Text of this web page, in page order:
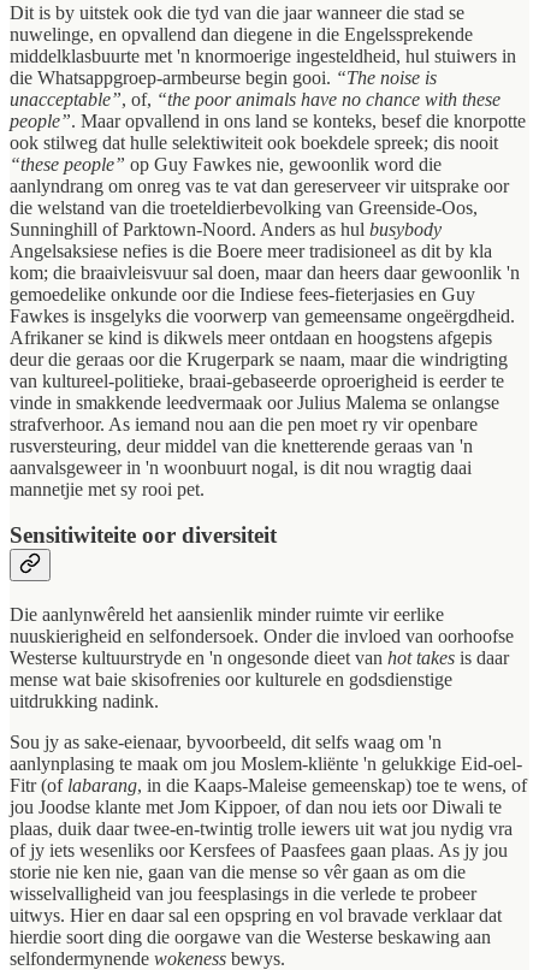
Dit is by uitstek ook die tyd van die jaar wanneer die stad se
nuwelinge, en opvallend dan diegene in die Engelssprekende
middelklasbuurte met 'n knormoerige ingesteldheid, hul stuiwers in
die Whatsappgroep-armbeurse begin gooi. “The noise is
unacceptable”, of, “the poor animals have no chance with these
people”. Maar opvallend in ons land se konteks, besef die knorpotte
ook stilweg dat hulle selektiwiteit ook boekdele spreek; dis nooit
“these people” op Guy Fawkes nie, gewoonlik word die
aanlyndrang om onreg vas te vat dan gereserveer vir uitsprake oor
die welstand van die troeteldierbevolking van Greenside-Oos,
Sunninghill of Parktown-Noord. Anders as hul busybody
Angelsaksiese nefies is die Boere meer tradisioneel as dit by kla
kom; die braaivleisvuur sal doen, maar dan heers daar gewoonlik 'n
gemoedelike onkunde oor die Indiese fees-fieterjasies en Guy
Fawkes is insgelyks die voorwerp van gemeensame ongeërgdheid.
Afrikaner se kind is dikwels meer ontdaan en hoogstens afgepis
deur die geraas oor die Krugerpark se naam, maar die windrigting
van kultureel-politieke, braai-gebaseerde oproerigheid is eerder te
vinde in smakkende leedvermaak oor Julius Malema se onlangse
strafverhoor. As iemand nou aan die pen moet ry vir openbare
rusversteuring, deur middel van die knetterende geraas van 'n
aanvalsgeweer in 'n woonbuurt nogal, is dit nou wragtig daai
mannetjie met sy rooi pet.
Sensitiwiteite oor diversiteit
Die aanlynwêreld het aansienlik minder ruimte vir eerlike
nuuskierigheid en selfondersoek. Onder die invloed van oorhoofse
Westerse kultuurstryde en 'n ongesonde dieet van hot takes is daar
mense wat baie skisofrenies oor kulturele en godsdienstige
uitdrukking nadink.
Sou jy as sake-eienaar, byvoorbeeld, dit selfs waag om 'n
aanlynplasing te maak om jou Moslem-kliënte 'n gelukkige Eid-oel-
Fitr (of labarang, in die Kaaps-Maleise gemeenskap) toe te wens, of
jou Joodse klante met Jom Kippoer, of dan nou iets oor Diwali te
plaas, duik daar twee-en-twintig trolle iewers uit wat jou nydig vra
of jy iets wesenliks oor Kersfees of Paasfees gaan plaas. As jy jou
storie nie ken nie, gaan van die mense so vêr gaan as om die
wisselvalligheid van jou feesplasings in die verlede te probeer
uitwys. Hier en daar sal een opspring en vol bravade verklaar dat
hierdie soort ding die oorgawe van die Westerse beskawing aan
selfondermynende wokeness bewys.